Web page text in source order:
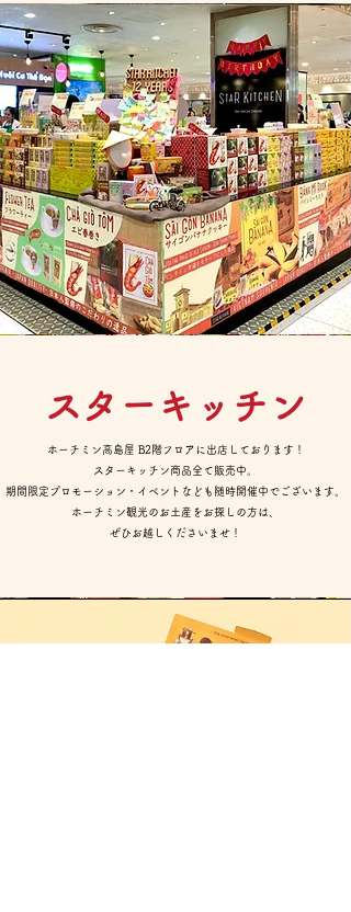
​スターキッチン
​ホーチミン高島屋 B2階フロアに出店しております！
​スターキッチン商品全て販売中。
​期間限定プロモーション・イベントなども随時開催中でございます。​
ホーチミン観光のお土産をお探しの方は、
ぜひお越しくださいませ！